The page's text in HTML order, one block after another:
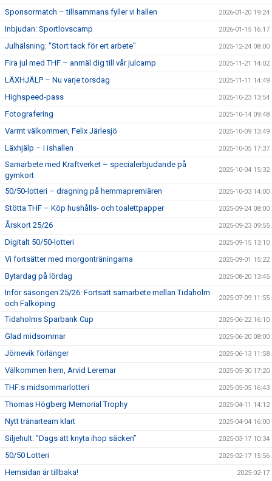
Sponsormatch – tillsammans fyller vi hallen 2026-01-20 19:24
Inbjudan: Sportlovscamp 2026-01-15 16:17
Julhälsning: "Stort tack för ert arbete" 2025-12-24 08:00
Fira jul med THF – anmäl dig till vår julcamp 2025-11-21 14:02
LÄXHJÄLP – Nu varje torsdag 2025-11-11 14:49
Highspeed-pass 2025-10-23 13:54
Fotografering 2025-10-14 09:48
Varmt välkommen, Felix Järlesjö 2025-10-09 13:49
Läxhjälp – i ishallen 2025-10-05 17:37
Samarbete med Kraftverket – specialerbjudande på
gymkort
2025-10-04 15:32
50/50-lotteri – dragning på hemmapremiären 2025-10-03 14:00
Stötta THF – Köp hushålls- och toalettpapper 2025-09-24 08:00
Årskort 25/26 2025-09-23 09:55
Digitalt 50/50-lotteri 2025-09-15 13:10
Vi fortsätter med morgonträningarna 2025-09-01 15:22
Bytardag på lördag 2025-08-20 13:45
Inför säsongen 25/26: Fortsatt samarbete mellan Tidaholm
och Falköping
2025-07-09 11:55
Tidaholms Sparbank Cup 2025-06-22 16:10
Glad midsommar 2025-06-20 08:00
Jörnevik förlänger 2025-06-13 11:58
Välkommen hem, Arvid Leremar 2025-05-30 17:20
THF:s midsommarlotteri 2025-05-05 16:43
Thomas Högberg Memorial Trophy 2025-04-11 14:12
Nytt tränarteam klart 2025-04-04 16:00
Siljehult: ”Dags att knyta ihop säcken” 2025-03-17 10:34
50/50 Lotteri 2025-02-17 15:56
Hemsidan är tillbaka! 2025-02-17